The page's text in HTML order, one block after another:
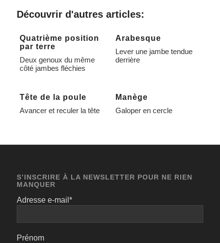
Alternative:
Découvrir d'autres articles:
Quatrième position
par terre
Deux genoux du même
côté jambes fléchies
Arabesque
Lever une jambe tendue
derrière
Tête de la poule
Avancer et reculer la tête
Manège
Galoper en cercle
S’INSCRIRE À LA NEWSLETTER POUR NE RIEN
MANQUER
Adresse e-mail*
Prénom